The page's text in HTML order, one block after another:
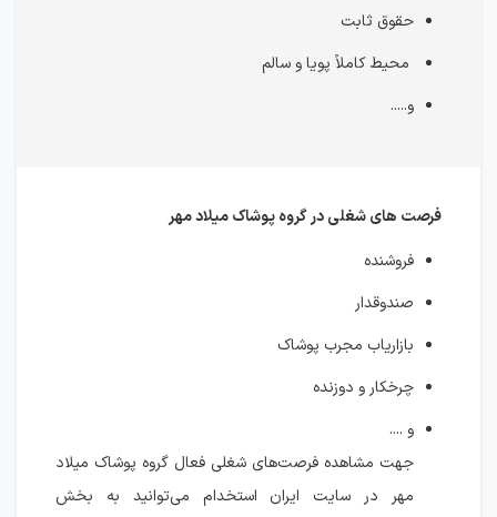
حقوق ثابت
محیط کاملاً پویا و سالم
و.....
فرصت های شغلی در گروه پوشاک میلاد مهر
فروشنده
صندوقدار
بازاریاب مجرب پوشاک
چرخکار و دوزنده
و ....
جهت مشاهده فرصت‌های شغلی فعال گروه پوشاک میلاد
مهر در سایت ایران استخدام می‌توانید به بخش